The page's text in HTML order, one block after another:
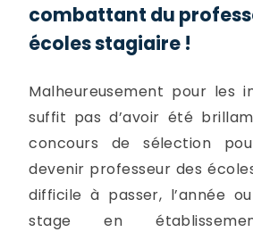
combattant du
écoles stagiaire !
Malheureusement pour les
suffit pas d’avoir été
concours de sélection
devenir professeur des
difficile à passer, l’année
stage en